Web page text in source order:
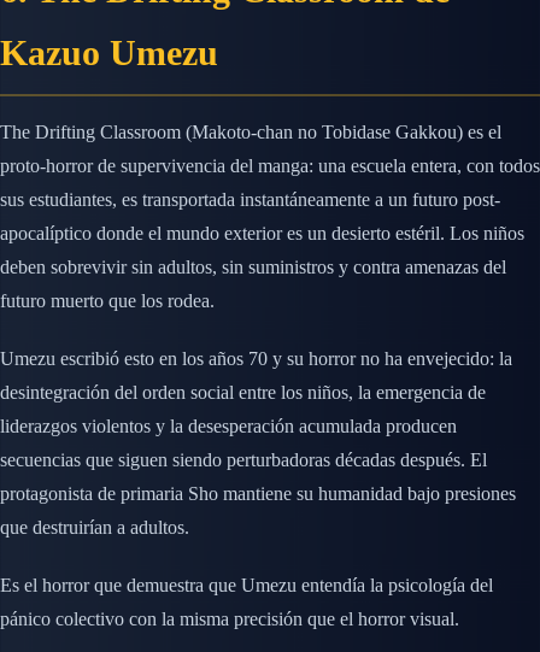
Kazuo Umezu
The Drifting Classroom (Makoto-chan no Tobidase Gakkou) es el
proto-horror de supervivencia del manga: una escuela entera, con todos
sus estudiantes, es transportada instantáneamente a un futuro post-
apocalíptico donde el mundo exterior es un desierto estéril. Los niños
deben sobrevivir sin adultos, sin suministros y contra amenazas del
futuro muerto que los rodea.
Umezu escribió esto en los años 70 y su horror no ha envejecido: la
desintegración del orden social entre los niños, la emergencia de
liderazgos violentos y la desesperación acumulada producen
secuencias que siguen siendo perturbadoras décadas después. El
protagonista de primaria Sho mantiene su humanidad bajo presiones
que destruirían a adultos.
Es el horror que demuestra que Umezu entendía la psicología del
pánico colectivo con la misma precisión que el horror visual.